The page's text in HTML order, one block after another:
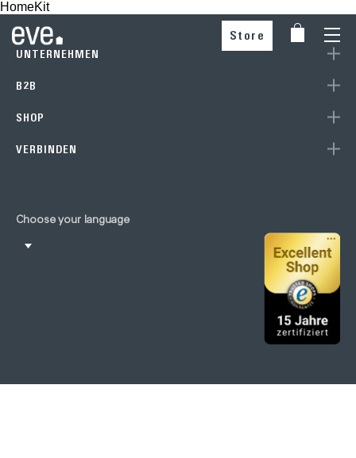
Store
HomeKit
UNTERNEHMEN
B2B
SHOP
VERBINDEN
Choose your language